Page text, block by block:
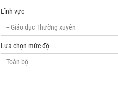
Lĩnh vực
Lựa chọn mức độ